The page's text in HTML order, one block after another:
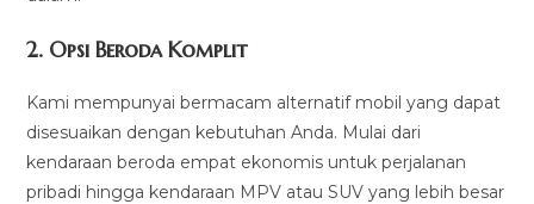
2. Opsi Beroda Komplit
Kami mempunyai bermacam alternatif mobil yang dapat
disesuaikan dengan kebutuhan Anda. Mulai dari
kendaraan beroda empat ekonomis untuk perjalanan
pribadi hingga kendaraan MPV atau SUV yang lebih besar